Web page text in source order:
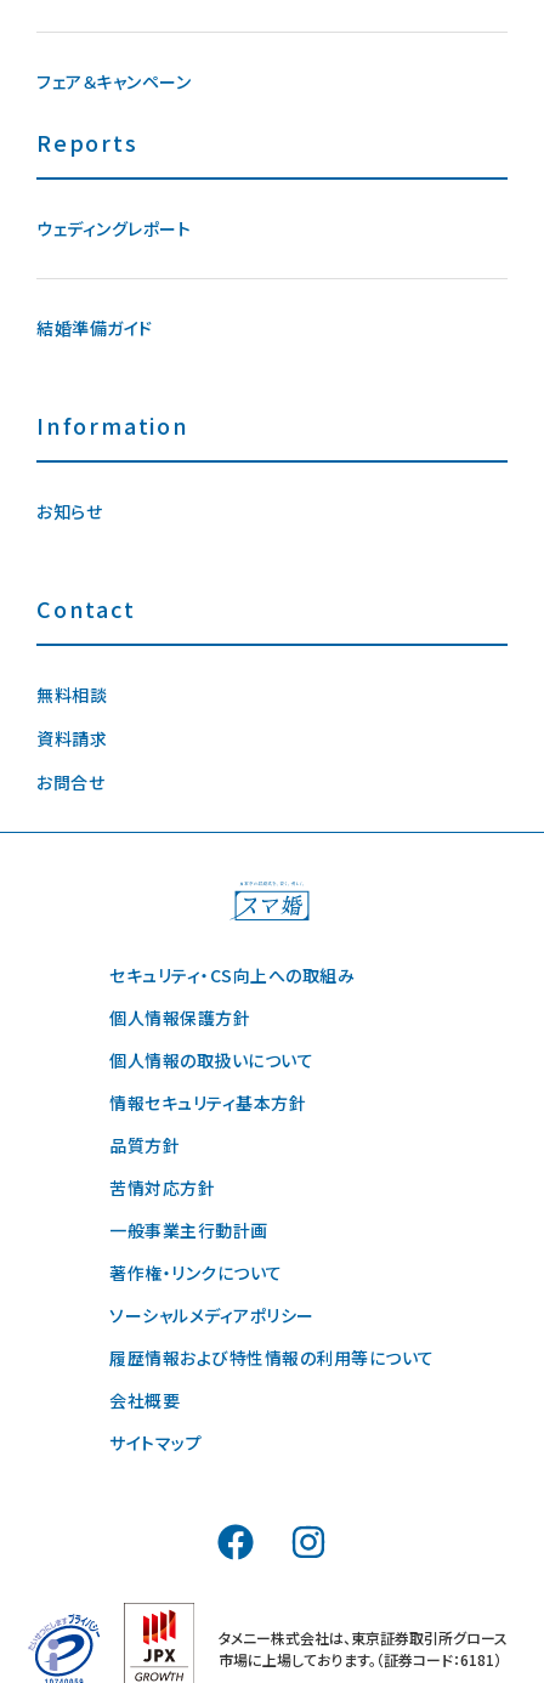
フェア＆キャンペーン
Reports
ウェディングレポート
結婚準備ガイド
Information
お知らせ
Contact
無料相談
資料請求
お問合せ
セキュリティ・CS向上への取組み
個人情報保護方針
個人情報の取扱いについて
情報セキュリティ基本方針
品質方針
苦情対応方針
一般事業主行動計画
著作権・リンクについて
ソーシャルメディアポリシー
履歴情報および特性情報の利用等について
会社概要
サイトマップ
タメニー株式会社は、東京証券取引所グロース
市場に上場しております。（証券コード：6181）